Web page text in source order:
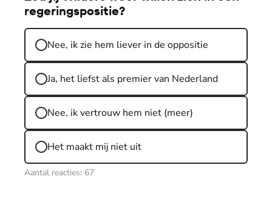
regeringspositie?
Nee, ik zie hem liever in de oppositie
Ja, het liefst als premier van Nederland
Nee, ik vertrouw hem niet (meer)
Het maakt mij niet uit
Aantal reacties: 67